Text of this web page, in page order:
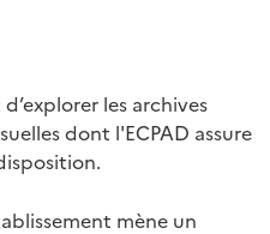
les archives
dont l'ECPAD assure
mène un